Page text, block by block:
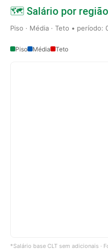
🗺️ Salário por
Piso · Média · Teto •
Piso Média Teto
*Salário base CLT sem adicionais ·